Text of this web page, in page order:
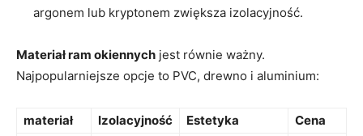
argonem lub kryptonem zwiększa izolacyjność.
Materiał ram okiennych jest równie ważny.
Najpopularniejsze opcje to PVC, drewno i ‌aluminium:
materiał Izolacyjność Estetyka Cena